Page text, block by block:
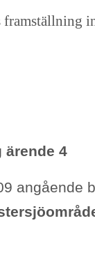
ärende 4
angående